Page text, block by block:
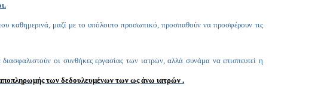
καθημερινά, μαζί με το υπόλοιπο προσωπικό, προσπαθούν να προσφέρουν τις
οι συνθήκες εργασίας των ιατρών, αλλά συνάμα να επισπευτεί η
αποπληρωμής των δεδουλευμένων των ως άνω ιατρών .